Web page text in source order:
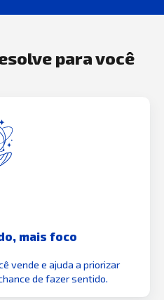
para você
mais foco
vende e ajuda a priorizar
de fazer sentido.